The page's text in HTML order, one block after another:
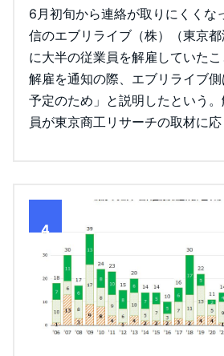
6月初旬から連絡が取りにくくな
信のエブリライブ（株）（東京
に大半の従業員を解雇していた
解雇を通知の際、エブリライブ
予定のため」と説明したという
員が東京商工リサーチの取材に応
4